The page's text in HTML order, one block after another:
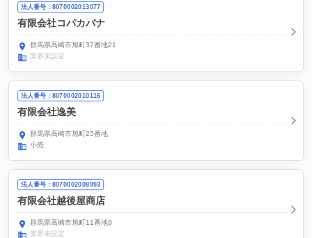
法人番号：8070002013077
有限会社コパカバナ
群馬県高崎市旭町37番地21
業界未設定
法人番号：8070002010116
有限会社逸美
群馬県高崎市旭町25番地
小売
法人番号：8070002008993
有限会社越後屋商店
群馬県高崎市旭町11番地9
業界未設定